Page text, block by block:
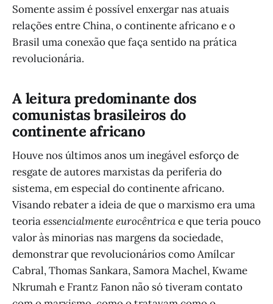
Somente assim é possível enxergar nas atuais
relações entre China, o continente africano e o
Brasil uma conexão que faça sentido na prática
revolucionária.
A leitura predominante dos
comunistas brasileiros do
continente africano
Houve nos últimos anos um inegável esforço de
resgate de autores marxistas da periferia do
sistema, em especial do continente africano.
Visando rebater a ideia de que o marxismo era uma
teoriaessencialmente eurocêntricae que teria pouco
valor às minorias nas margens da sociedade,
demonstrar que revolucionários como Amílcar
Cabral, Thomas Sankara, Samora Machel, Kwame
Nkrumah e Frantz Fanon não só tiveram contato